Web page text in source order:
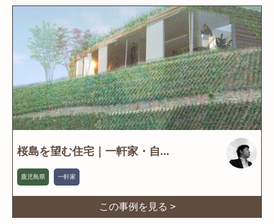
桜島を望む住宅｜一軒家・自...
鹿児島県 一軒家
この事例を見る >